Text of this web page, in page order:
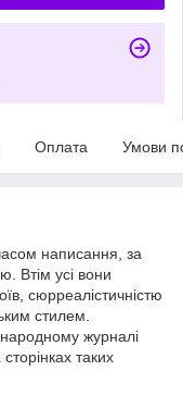
Оплата Умови
написання, за
Втім усі вони
сюрреалістичністю
стилем.
журналі
таких